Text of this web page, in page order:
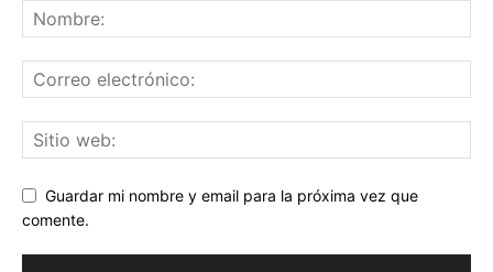
Guardar mi nombre y email para la próxima vez que
comente.